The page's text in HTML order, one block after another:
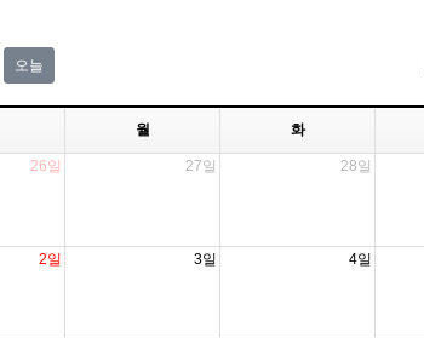
오늘
월 화
26일 27일 28일
2일 3일 4일